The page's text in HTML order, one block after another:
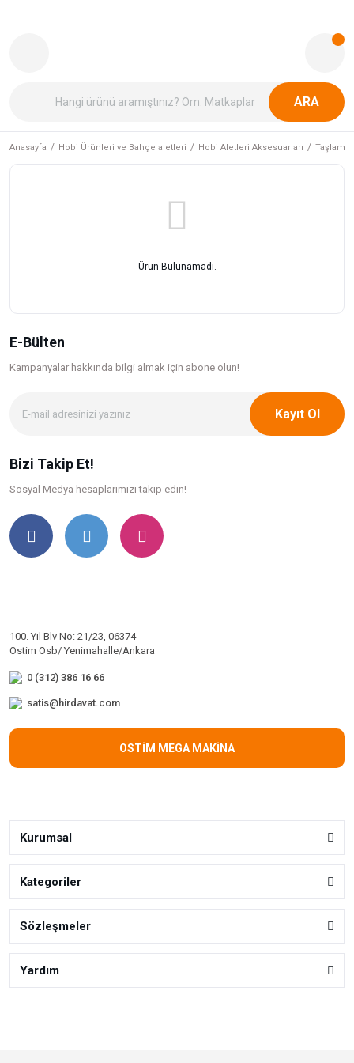
ARA
Anasayfa Hobi Ürünleri ve Bahçe aletleri Hobi Aletleri Aksesuarları Taşlama
Ürün Bulunamadı.
E-Bülten
Kampanyalar hakkında bilgi almak için abone olun!
Kayıt Ol
Bizi Takip Et!
Sosyal Medya hesaplarımızı takip edin!
100. Yıl Blv No: 21/23, 06374
Ostim Osb/ Yenimahalle/Ankara
0 (312) 386 16 66
satis@hirdavat.com
OSTİM MEGA MAKİNA
Kurumsal
Kategoriler
Sözleşmeler
Yardım